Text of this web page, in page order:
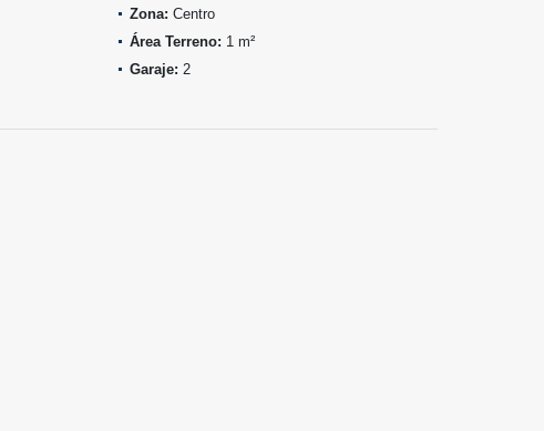
Zona: Centro
Área Terreno: 1 m²
Garaje: 2